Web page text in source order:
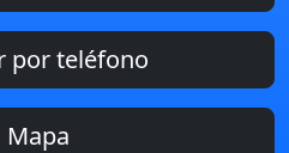
teléfono
Mapa